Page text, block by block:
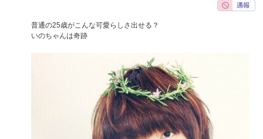
普通の25歳がこんな可愛らしさ出せる？
いのちゃんは奇跡